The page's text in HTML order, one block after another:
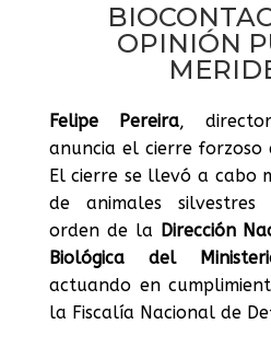
OPINIÓN
Felipe Pereira,
anuncia el cierre forzoso
El cierre se llevó a cabo
de animales
orden de la Dirección
Biológica del
actuando en
la Fiscalía Nacional de